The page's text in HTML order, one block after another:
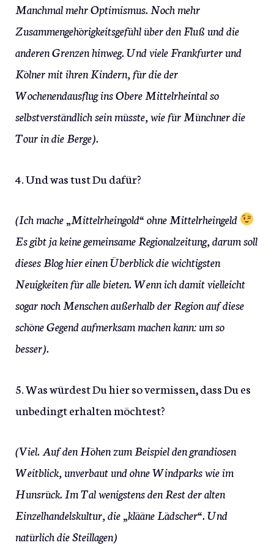
Manchmal mehr Optimismus. Noch mehr
Zusammengehörigkeitsgefühl über den Fluß und die
anderen Grenzen hinweg. Und viele Frankfurter und
Kölner mit ihren Kindern, für die der
Wochenendausflug ins Obere Mittelrheintal so
selbstverständlich sein müsste, wie für Münchner die
Tour in die Berge).
4. Und was tust Du dafür?
(Ich mache „Mittelrheingold“ ohne Mittelrheingeld
Es gibt ja keine gemeinsame Regionalzeitung, darum soll
dieses Blog hier einen Überblick die wichtigsten
Neuigkeiten für alle bieten. Wenn ich damit vielleicht
sogar noch Menschen außerhalb der Region auf diese
schöne Gegend aufmerksam machen kann: um so
besser).
5. Was würdest Du hier so vermissen, dass Du es
unbedingt erhalten möchtest?
(Viel. Auf den Höhen zum Beispiel den grandiosen
Weitblick, unverbaut und ohne Windparks wie im
Hunsrück. Im Tal wenigstens den Rest der alten
Einzelhandelskultur, die „klääne Lädscher“. Und
natürlich die Steillagen)